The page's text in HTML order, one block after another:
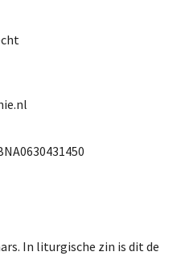
In liturgische zin is dit de